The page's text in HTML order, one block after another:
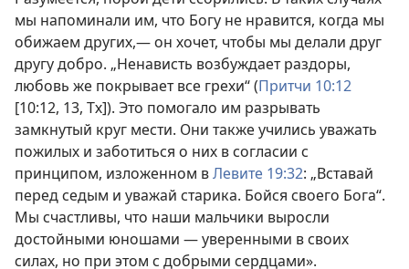
мы напоминали им, что Богу не нравится, когда мы
обижаем других,— он хочет, чтобы мы делали друг
другу добро. „Ненависть возбуждает раздоры,
любовь же покрывает все грехи“ (Притчи 10:12
[10:12, 13, Тх]). Это помогало им разрывать
замкнутый круг мести. Они также учились уважать
пожилых и заботиться о них в согласии с
принципом, изложенном вЛевите 19:32: „Вставай
перед седым и уважай старика. Бойся своего Бога“.
Мы счастливы, что наши мальчики выросли
достойными юношами — уверенными в своих
силах, но при этом с добрыми сердцами».